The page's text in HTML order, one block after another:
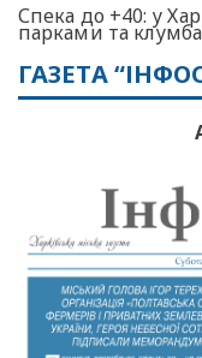
Спека до +40: у
парками та
ГАЗЕТА